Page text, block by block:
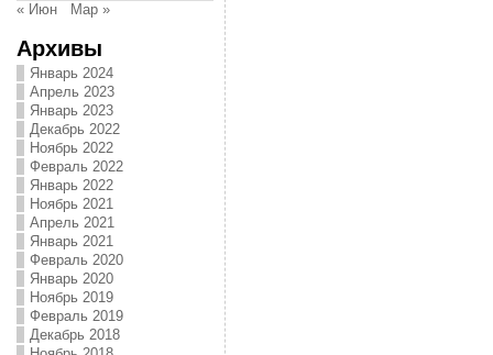
« Июн Мар »
Архивы
Январь 2024
Апрель 2023
Январь 2023
Декабрь 2022
Ноябрь 2022
Февраль 2022
Январь 2022
Ноябрь 2021
Апрель 2021
Январь 2021
Февраль 2020
Январь 2020
Ноябрь 2019
Февраль 2019
Декабрь 2018